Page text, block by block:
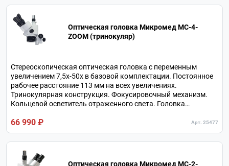
Оптическая головка Микромед МС-4-
ZOOM (тринокуляр)
Стереоскопическая оптическая головка с переменным
увеличением 7,5х-50х в базовой комплектации. Постоянное
рабочее расстояние 113 мм на всех увеличениях.
Тринокулярная конструкция. Фокусировочный механизм.
Кольцевой осветитель отраженного света. Головка
66 990 ₽ Арт. 25477
Оптическая головка Микромед МС-2-